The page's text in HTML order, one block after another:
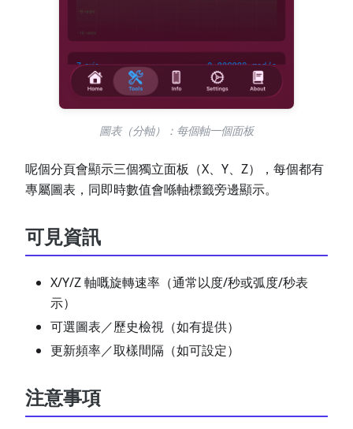
圖表（分軸）：每個軸一個面板
呢個分頁會顯示三個獨立面板（X、Y、Z），每個都有
專屬圖表，同即時數值會喺軸標籤旁邊顯示。
可見資訊
X/Y/Z 軸嘅旋轉速率（通常以度/秒或弧度/秒表
示）
可選圖表／歷史檢視（如有提供）
更新頻率／取樣間隔（如可設定）
注意事項